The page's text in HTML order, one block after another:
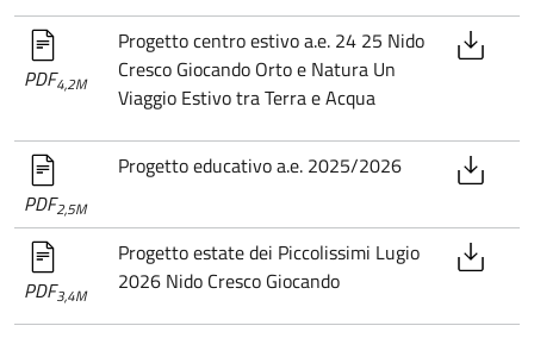
PDF4,2M
Progetto centro estivo a.e. 24 25 Nido
Cresco Giocando Orto e Natura Un
Viaggio Estivo tra Terra e Acqua
PDF2,5M
Progetto educativo a.e. 2025/2026
PDF3,4M
Progetto estate dei Piccolissimi Lugio
2026 Nido Cresco Giocando